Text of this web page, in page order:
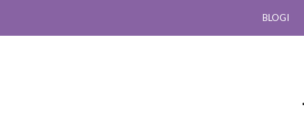
BLOGI